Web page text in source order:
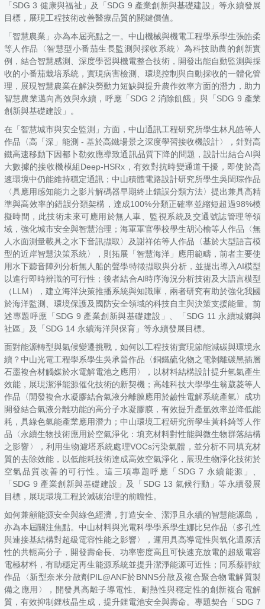
「SDG 3 健康與福祉」及「SDG 9 產業創新與基礎建設」等永續發展
目標，展現工程技術改善醫療品質的關鍵價值。
「智慧農業」亦為本屆亮點之一。中山機械與機電工程學系學生張皓柔
等人作品〈智慧型小番茄生長監測與採收系統〉為科技助農的創新實
例，結合智慧感測、深度學習與機電整合技術，開發出能自動監測與採
收的小番茄栽培系統，實現病害檢測、環境控制與自動採收的一體化管
理，展現智慧農業在解決勞動力短缺與提升農作效率方面的潛力，助力
智慧農業邁向高效與永續，呼應「SDG 2 消除飢餓」與「SDG 9 產業
創新與基礎建設」。
在「智慧城市與安全監測」方面，中山通訊工程研究所學生林凡皓等人
作品〈高「深」能測 - 基於高鐵場景之深度學習接收機設計〉，針對高
鐵高速移動下因都卜勒效應導致通訊品質下降的問題，設計出結合AI與
大數據的接收機模組Deep-HSRx，有效對抗時變通道干擾，即使於高
速環境中仍能維持穩定通訊；中山積體電路設計研究所學生吳閏琮作品
〈具應用感知能力之影片解碼器早期終止錯誤分類方法〉提出兼具高精
準與高效率的錯誤分類架構，達成100%分類正確率並縮短超過98%模
擬時間，此技術未來可應用於無人車、監視系統及交通號誌管理等領
域，強化城市安全與智慧治理；海軍軍官學校學生胡沁榆等人作品〈無
人水面測量載具之水下音訊擷取〉及謝祥佑等人作品〈基於大型語言模
型的近岸智慧決策系統〉，則拓展「智慧海洋」應用範疇，前者主要使
用水下聽音陣列分析無人船的聲學特徵擷取與分析，並提出導入AI模型
以進行即時辨識的可行性；後者結合AI時序海況分析技術及大語言模型
（LLM），建立海洋決策推播系統與知識庫，兩者研究有助於強化我國
於海洋監測、環境保護及國防安全領域的科技自主與決策支援能量。前
述專題呼應「SDG 9 產業創新與基礎建設」、「SDG 11 永續城鄉與
社區」及「SDG 14 永續海洋與保育」等永續發展目標。
面對能源轉型與氣候變遷挑戰，如何以工程技術實現節能減碳與環境永
續？中山光電工程學系學生吳承晉作品〈銅鐵硫化物之電剝離碳黑插層
石墨複合材觸媒於水電解電池之應用〉，以材料結構設計提升氫氣產生
效能，展現潔淨能源催化技術的新契機；高雄科技大學學生翁葳菱等人
作品〈開發複合水凝膠結合氣液分離膜應用於鹼性電解系統產氫〉成功
開發結合氣液分離功能的高分子水凝膠膜，有效提升產氫效率並降低能
耗，具綠色氫能產業應用潛力；中山環境工程研究所學生黃科錡等人作
品〈永續生物技術應用於空氣淨化：填充材料對性能與微生物群落結構
之影響〉，利用生物濾塔系統處理VOCs污染氣體，並分析不同填充材
質的去除效能，以低能耗技術達成高效空氣淨化，展現生物淨化技術於
空氣品質改善的可行性。這三項專題呼應「SDG 7 永續能源」、
「SDG 9 產業創新與基礎建設」及「SDG 13 氣候行動」等永續發展
目標，展現環境工程於減碳治理的前瞻性。
如何兼顧能源安全與綠色經濟，打造安全、潔淨且永續的智慧能源島，
亦為本屆關注焦點。中山材料與光電科學學系學生娜比兒作品〈多孔性
與連接基結構對超級電容性能之影響〉，運用具高導電性與氧化還原活
性的共軛高分子，開發壽命長、功率密度高且可快速充放電的超級電容
電極材料，有助穩定再生能源系統並提升潔淨能源可近性；同系蔡靜紋
作品〈新型奈米分散劑PIL@ANF於BNNS分散及複合聚合物電解質製
備之應用〉，開發具高離子導電性、耐熱性與穩定性的創新複合電解
質，有效抑制鋰枝晶生成，提升鋰電池安全與壽命。專題契合「SDG 7